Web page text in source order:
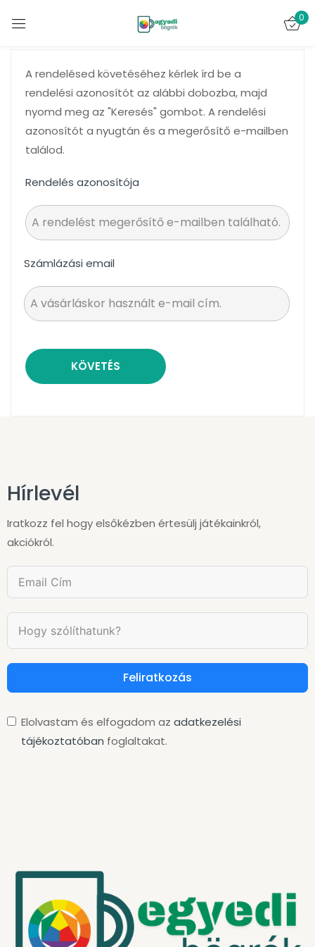
0
A rendelésed követéséhez kérlek írd be a
rendelési azonosítót az alábbi dobozba, majd
nyomd meg az "Keresés" gombot. A rendelési
azonosítót a nyugtán és a megerősítő e-mailben
találod.
Rendelés azonosítója
Számlázási email
KÖVETÉS
Hírlevél
Iratkozz fel hogy elsőkézben értesülj játékainkról,
akciókról.
Feliratkozás
Elolvastam és elfogadom az adatkezelési
tájékoztatóban foglaltakat.
Bejelentkezés
FIÓK LÉTREHOZÁSA